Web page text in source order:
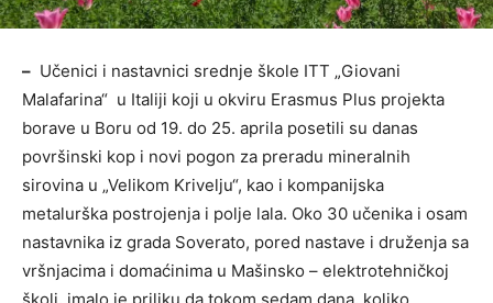
– Učenici i nastavnici srednje škole ITT „Giovani
Malafarina“ u Italiji koji u okviru Erasmus Plus projekta
borave u Boru od 19. do 25. aprila posetili su danas
površinski kop i novi pogon za preradu mineralnih
sirovina u „Velikom Krivelju“, kao i kompanijska
metalurška postrojenja i polje lala. Oko 30 učenika i osam
nastavnika iz grada Soverato, pored nastave i druženja sa
vršnjacima i domaćinima u Mašinsko – elektrotehničkoj